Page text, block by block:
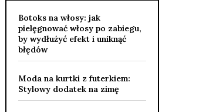
Botoks na włosy: jak
pielęgnować włosy po zabiegu,
by wydłużyć efekt i uniknąć
błędów
Moda na kurtki z futerkiem:
Stylowy dodatek na zimę